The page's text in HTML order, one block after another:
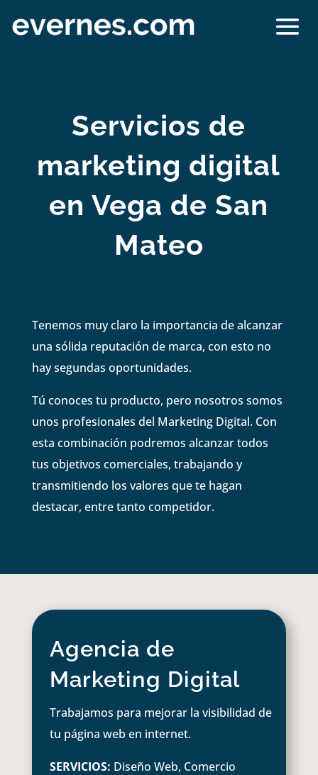
Servicios de
marketing digital
en Vega de San
Mateo
Tenemos muy claro la importancia de alcanzar
una sólida reputación de marca, con esto no
hay segundas oportunidades.
Tú conoces tu producto, pero nosotros somos
unos profesionales del Marketing Digital. Con
esta combinación podremos alcanzar todos
tus objetivos comerciales, trabajando y
transmitiendo los valores que te hagan
destacar, entre tanto competidor.
Agencia de
Marketing Digital
Trabajamos para mejorar la visibilidad de
tu página web en internet.
SERVICIOS: Diseño Web, Comercio